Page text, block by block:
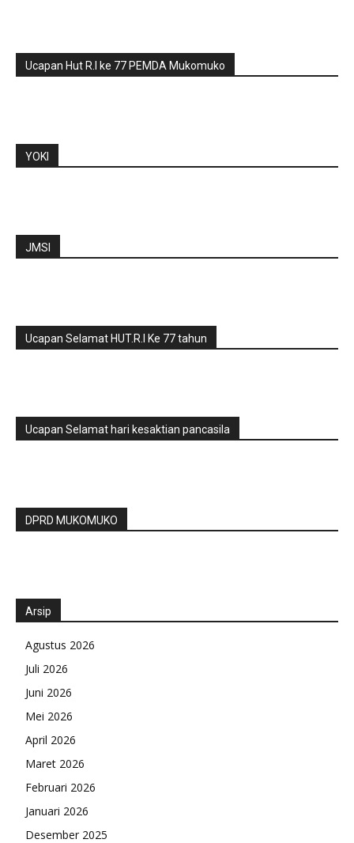
Ucapan Hut R.I ke 77 PEMDA Mukomuko
YOKI
JMSI
Ucapan Selamat HUT.R.I Ke 77 tahun
Ucapan Selamat hari kesaktian pancasila
DPRD MUKOMUKO
Arsip
Agustus 2026
Juli 2026
Juni 2026
Mei 2026
April 2026
Maret 2026
Februari 2026
Januari 2026
Desember 2025